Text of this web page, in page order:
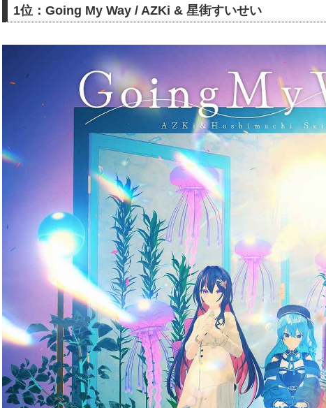
1位：Going My Way / AZKi & 星街すいせい